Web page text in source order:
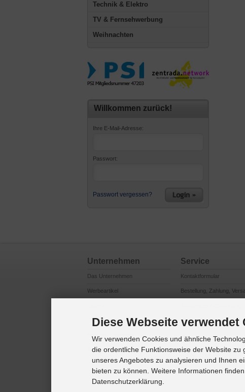
Technik & Elektro
TV & Fernsehwerbung
Weihnachten
Willkommen zurück!
Ihre E-Mail-Adresse:
Passwort:
Passwort vergessen?
Unternehmen
Das Unternehmen
Werbeartikel
Produktsicherheit
Referenzkunden
Service
Kontaktformular
Bestellung, Zahlung,
Cookie Einstellungen
Diese Webseite
Wir verwenden Cookies und ähnliche
die ordentliche Funktionsweise der Website zu
unseres Angebotes zu analysieren und Ihnen
bieten zu können. Weitere Informationen
Datenschutzerklärung.